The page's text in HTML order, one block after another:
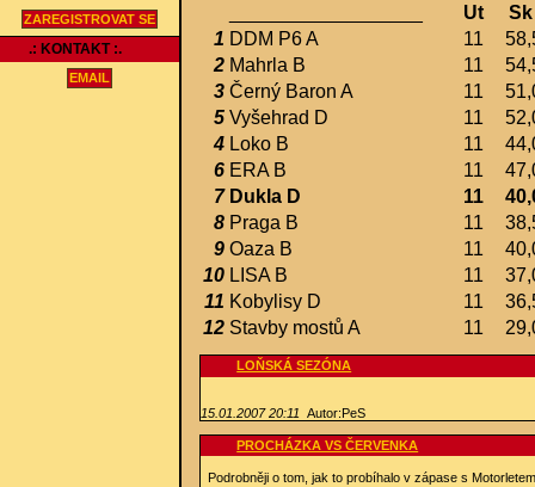
ZAREGISTROVAT SE
.: KONTAKT :.
EMAIL
Ut
Sk
1 DDM P6 A 11
2 Mahrla B 11
3 Černý Baron A 11
5 Vyšehrad D 11
4 Loko B 11
6 ERA B 11
7 Dukla D 11
8 Praga B 11
9 Oaza B 11
10 LISA B 11
11 Kobylisy D 11
12 Stavby mostů A 11
LOŇSKÁ SEZÓNA
15.01.2007 20:11 Autor:PeS
PROCHÁZKA VS ČERVENKA
Podrobněji o tom, jak to probíhalo v zápase s